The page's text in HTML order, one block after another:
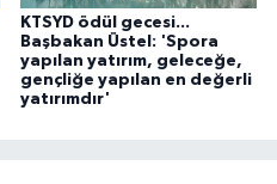
KTSYD ödül gecesi...
Başbakan Üstel: 'Spora
yapılan yatırım, geleceğe,
gençliğe yapılan en değerli
yatırımdır'